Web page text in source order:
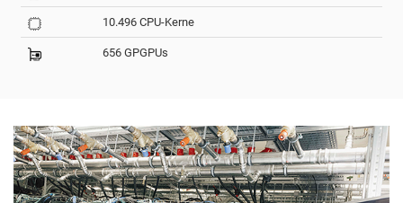
10.496 CPU-Kerne
656 GPGPUs
© Iannicelli/FAU